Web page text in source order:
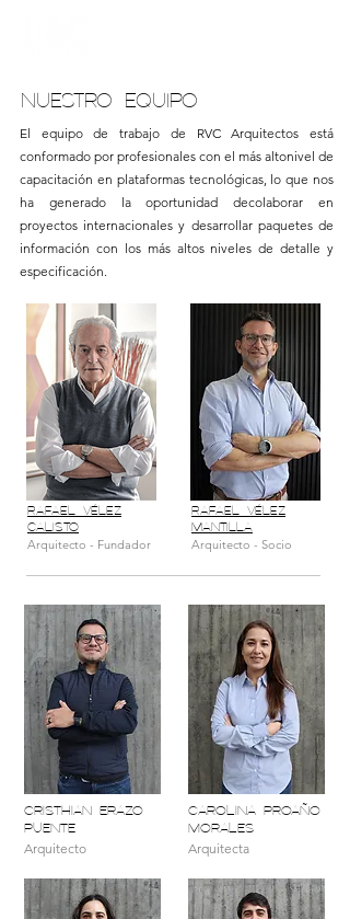
NUESTRO EQUIPO
El equipo de trabajo de RVC Arquitectos está
conformado por profesionales con el más altonivel de
capacitación en plataformas tecnológicas, lo que nos
ha generado la oportunidad decolaborar en
proyectos internacionales y desarrollar paquetes de
información con los más altos niveles de detalle y
especificación.
rAFAEL VÉLEZ
CALISTO
Arquitecto - Fundador
RAFAEL VÉLEZ
MANTILLA
Arquitecto - Socio
CRISTHIAN ERAZO
PUENTE
Arquitecto
CAROLINA PROAÑO
MORALES
Arquitecta